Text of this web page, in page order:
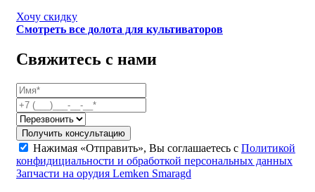
Хочу скидку
Смотреть все долота для культиваторов
Свяжитесь с нами
Получить консультацию
Нажимая «Отправить», Вы соглашаетесь с Политикой
конфидициальности и обработкой персональных данных
Запчасти на орудия Lemken Smaragd